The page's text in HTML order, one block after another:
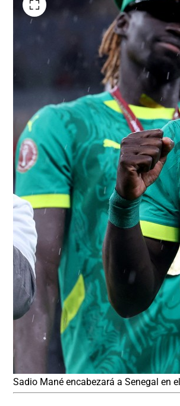
Sadio Mané encabezará a Senegal en